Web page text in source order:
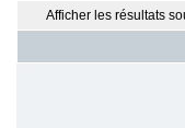
Afficher les résultats